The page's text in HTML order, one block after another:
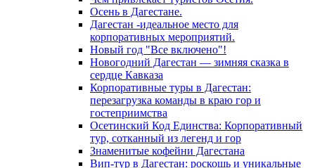
Осень в Дагестане.
Дагестан -идеальное место для
корпоративных мероприятий.
Новый год "Все включено"!
Новогодний Дагестан — зимняя сказка в
сердце Кавказа
Корпоративные туры в Дагестан:
перезагрузка команды в краю гор и
гостеприимства
Осетинский Код Единства: Корпоративный
тур, сотканный из легенд и гор
Знаменитые кофейни Дагестана
Вип-тур в Дагестан: роскошь и уникальные